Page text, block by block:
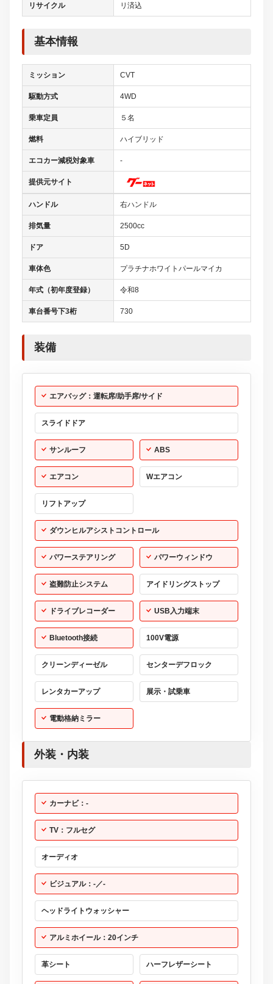
リサイクル リ済込
基本情報
ミッション CVT
駆動方式 4WD
乗車定員 ５名
燃料 ハイブリッド
エコカー減税対象車 -
提供元サイト
ハンドル 右ハンドル
排気量 2500cc
ドア 5D
車体色 プラチナホワイトパールマイカ
年式（初年度登録） 令和8
車台番号下3桁 730
装備
エアバッグ：運転席/助手席/サイド
スライドドア
サンルーフ ABS
エアコン Wエアコン
リフトアップ
ダウンヒルアシストコントロール
パワーステアリング パワーウィンドウ
盗難防止システム アイドリングストップ
ドライブレコーダー USB入力端末
Bluetooth接続 100V電源
クリーンディーゼル センターデフロック
レンタカーアップ 展示・試乗車
電動格納ミラー
外装・内装
カーナビ：-
TV：フルセグ
オーディオ
ビジュアル：-／-
ヘッドライトウォッシャー
アルミホイール：20インチ
革シート ハーフレザーシート